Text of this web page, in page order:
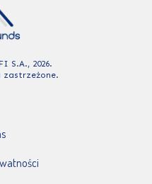
S.A., 2026.
zastrzeżone.